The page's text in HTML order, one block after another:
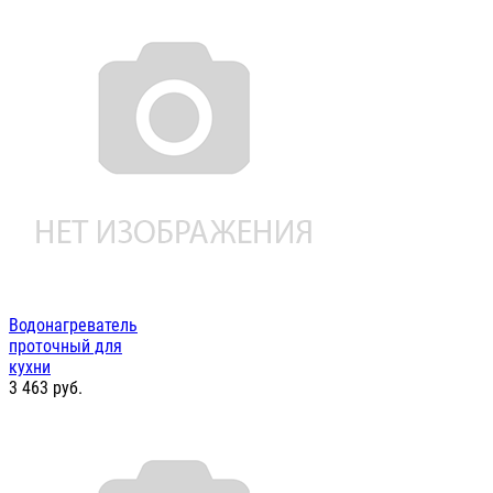
Водонагреватель
проточный для
кухни
3 463 руб.